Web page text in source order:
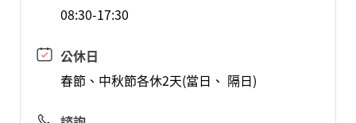
08:30-17:30
公休日
春節、中秋節各休2天(當日、 隔日)